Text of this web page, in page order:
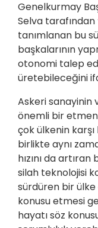
Genelkurmay
Selva tarafından
tanımlanan bu
başkalarının
otonomi talep
üretebileceğini
Askeri sanayinin
önemli bir
çok ülkenin
birlikte aynı
hızını da
silah teknolojisi
sürdüren bir
konusu etmesi
hayatı söz